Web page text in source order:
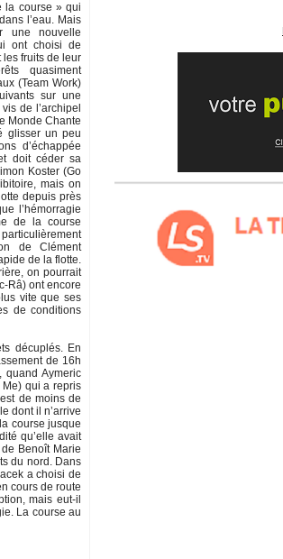
la course » qui
l’eau. Mais
une nouvelle
ont choisi de
les fruits de leur
quasiment
(Team Work)
sur une
de l’archipel
Monde Chante
glisser un peu
d’échappée
doit céder sa
Koster (Go
mais on
depuis près
l’hémorragie
de la course
de Clément
de la flotte.
on pourrait
Râ) ont encore
vite que ses
de conditions
décuplés. En
de 16h
Aymeric
qui a repris
de moins de
dont il n’arrive
course jusque
qu’elle avait
Benoît Marie
du nord. Dans
a choisi de
cours de route
mais eut-il
La course au